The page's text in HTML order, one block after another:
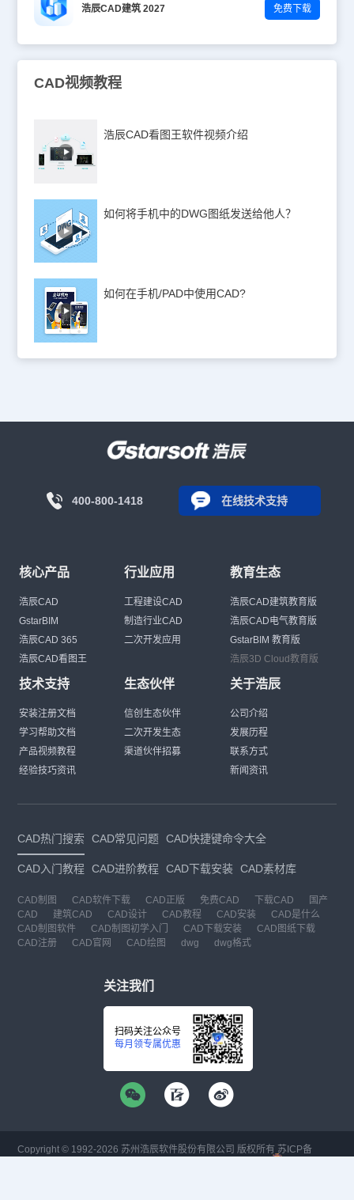
浩辰CAD建筑 2027 免费下载
CAD视频教程
浩辰CAD看图王软件视频介绍
如何将手机中的DWG图纸发送给他人？
如何在手机/PAD中使用CAD?
400-800-1418 在线技术支持
核心产品
浩辰CAD
GstarBIM
浩辰CAD 365
浩辰CAD看图王
行业应用
工程建设CAD
制造行业CAD
二次开发应用
教育生态
浩辰CAD建筑教育版
浩辰CAD电气教育版
GstarBIM 教育版
浩辰3D Cloud教育版
技术支持
安装注册文档
学习帮助文档
产品视频教程
经验技巧资讯
生态伙伴
信创生态伙伴
二次开发生态
渠道伙伴招募
关于浩辰
公司介绍
发展历程
联系方式
新闻资讯
CAD热门搜索 CAD常见问题 CAD快捷键命令大全
CAD入门教程 CAD进阶教程 CAD下载安装 CAD素材库
CAD制图 CAD软件下载 CAD正版 免费CAD 下载CAD
国产
CAD
建筑CAD CAD设计 CAD教程 CAD安装
CAD是什么
CAD制图软件
CAD制图初学入门 CAD下载安装
CAD图纸下载
CAD注册
CAD官网 CAD绘图 dwg dwg格式
关注我们
扫码关注公众号
每月领专属优惠
Copyright © 1992-2026 苏州浩辰软件股份有限公司 版权所有 苏ICP备